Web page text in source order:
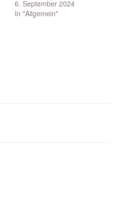
6. September 2024
In "Allgemein"